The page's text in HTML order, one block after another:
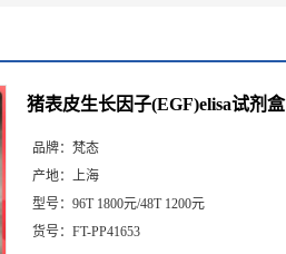
猪表皮生长因子(EGF)elisa试剂盒
品牌： 梵态
产地： 上海
型号： 96T 1800元/48T 1200元
货号： FT-PP41653